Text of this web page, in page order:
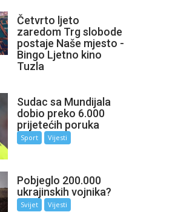
Četvrto ljeto
zaredom Trg slobode
postaje Naše mjesto -
Bingo Ljetno kino
Tuzla
Sudac sa Mundijala
dobio preko 6.000
prijetećih poruka
Sport Vijesti
Pobjeglo 200.000
ukrajinskih vojnika?
Svijet Vijesti